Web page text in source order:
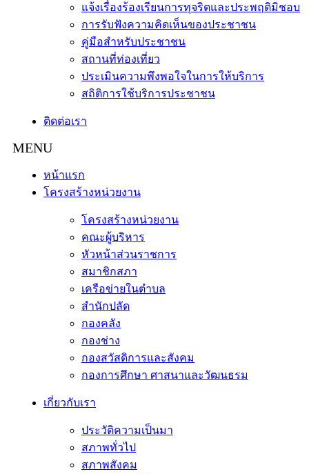
แจ้งเรื่องร้องเรียนการทุจริตและประพฤติมิชอบ
การรับฟังความคิดเห็นของประชาชน
คู่มือสำหรับประชาชน
สถานที่ท่องเที่ยว
ประเมินความพึงพอใจในการให้บริการ
สถิติการใช้บริการประชาชน
ติดต่อเรา
หน้าแรก
โครงสร้างหน่วยงาน
โครงสร้างหน่วยงาน
คณะผู้บริหาร
หัวหน้าส่วนราชการ
สมาชิกสภา
เครือข่ายในตำบล
สำนักปลัด
กองคลัง
กองช่าง
กองสวัสดิการและสังคม
กองการศึกษา ศาสนาและวัฒนธรม
เกี่ยวกับเรา
ประวัติความเป็นมา
สภาพทั่วไป
สภาพสังคม